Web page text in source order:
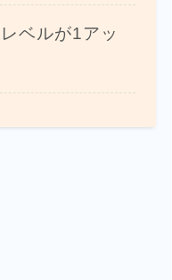
ベルが1アッ